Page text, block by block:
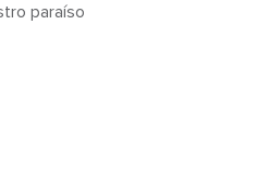
paraíso